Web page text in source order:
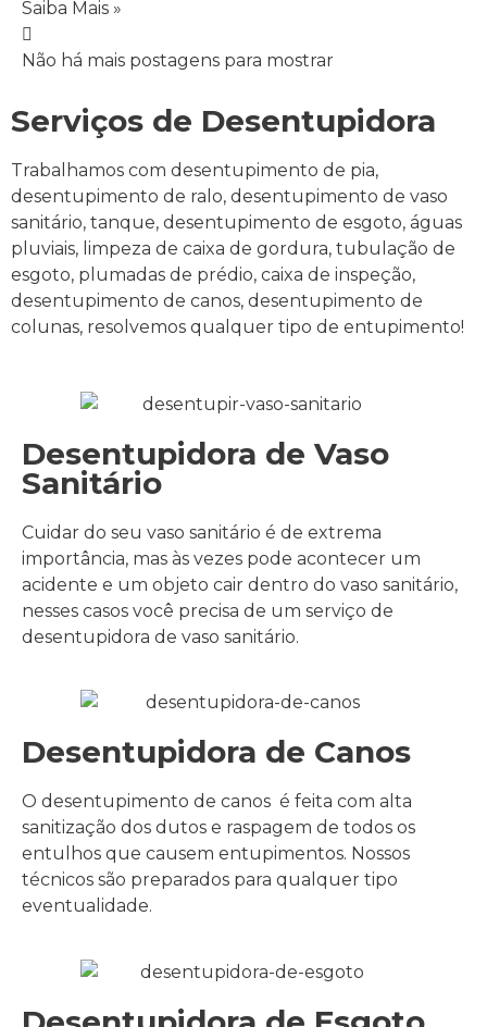
Saiba Mais »
Não há mais postagens para mostrar
Serviços de Desentupidora
Trabalhamos com desentupimento de pia,
desentupimento de ralo, desentupimento de vaso
sanitário, tanque, desentupimento de esgoto, águas
pluviais, limpeza de caixa de gordura, tubulação de
esgoto, plumadas de prédio, caixa de inspeção,
desentupimento de canos, desentupimento de
colunas, resolvemos qualquer tipo de entupimento!
Desentupidora de Vaso
Sanitário
Cuidar do seu vaso sanitário é de extrema
importância, mas às vezes pode acontecer um
acidente e um objeto cair dentro do vaso sanitário,
nesses casos você precisa de um serviço de
desentupidora de vaso sanitário.
Desentupidora de Canos
O desentupimento de canos é feita com alta
sanitização dos dutos e raspagem de todos os
entulhos que causem entupimentos. Nossos
técnicos são preparados para qualquer tipo
eventualidade.